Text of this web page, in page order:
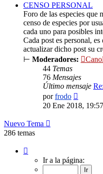
CENSO PERSONAL
Foro de las especies que
censo de especies por
cada uno para posibles
Cada post es personal,
actualizar dicho post su
⊢ Moderadores:
44 Temas
76 Mensajes
Último mensaje
porfrodo
último
mensaje
20 Ene 2018, 19:57
Nuevo Tema
286 temas
Ir a la página: